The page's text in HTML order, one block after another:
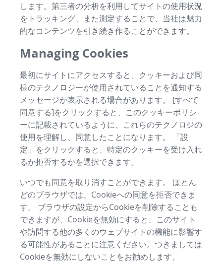
します。第三者の分析を利用してサイトの使用状況
をトラッキング、また測定することで、当社は魅力
的なコンテンツを引き続き作ることができます。
Managing Cookies
最初にサイトにアクセスすると、クッキーおよび同
様のテクノロジーが使用されていることを通知する
メッセージが表示される場合があります。 [すべて
同意する]をクリックすると、このクッキーポリシ
ーに記載されているように、これらのテクノロジの
使用を理解し、同意したことになります。 「設
定」をクリックすると、特定のクッキーを受け入れ
るか拒否するかを選択できます。
いつでも同意を取り消すことができます。 ほとん
どのブラウザでは、Cookieへの同意を拒否できま
す。 ブラウザの設定からCookieを削除することも
できますが、Cookieを無効にすると、このサイト
や訪問する他の多くのウェブサイトの機能に影響す
る可能性があることに注意ください。つきましては
Cookieを無効にしないことをお勧めします。